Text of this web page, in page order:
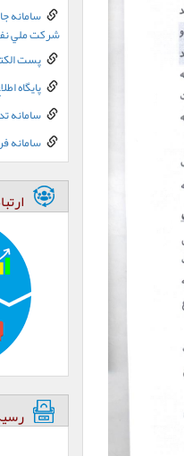
سامانه
شرکت ملي
پست
پایگاه
سامانه
سامانه